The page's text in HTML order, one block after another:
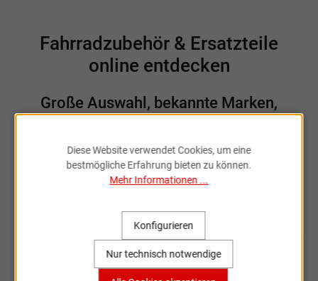
Fahrradzubehör & Ersatzteile
online entdecken
Große Auswahl, bekannte Marken,
schnelle Lieferung – Sportartikel Online
Sportartikel Online
Diese Website verwendet Cookies, um eine
bestmögliche Erfahrung bieten zu können.
Mehr Informationen ...
Nur technisch notwendige
Konfigurieren